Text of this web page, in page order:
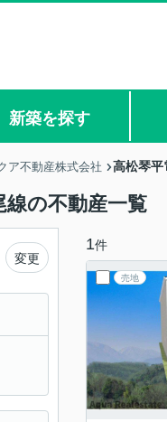
新築を探す
ア不動産株式会社 高松琴平
線の不動産一覧
1件
売地
変更